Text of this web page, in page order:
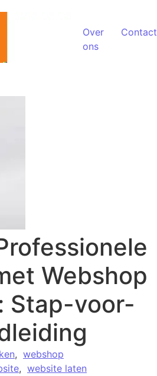
Over
ons
Contact
Webshop
Stap-voor-
, webshop
, website laten